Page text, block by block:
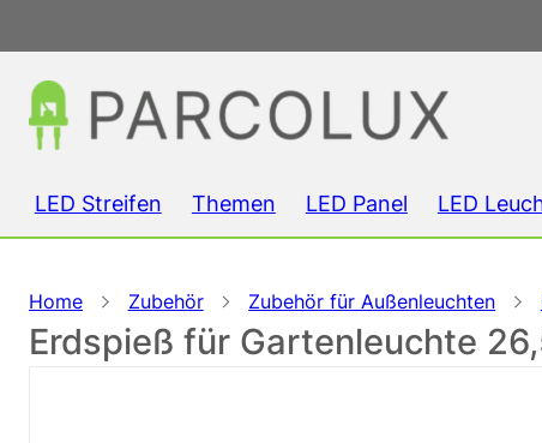
LED Streifen Themen LED Panel LED
Home Zubehör Zubehör für Außenleuchten
Erdspieß für Gartenleuchte